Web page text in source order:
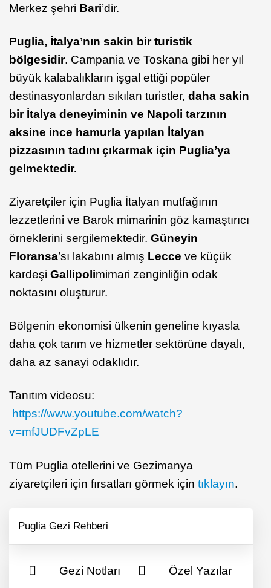
Merkez şehri Bari’dir.
Puglia, İtalya’nın sakin bir turistik
bölgesidir. Campania ve Toskana gibi her yıl
büyük kalabalıkların işgal ettiği popüler
destinasyonlardan sıkılan turistler, daha sakin
bir İtalya deneyiminin ve Napoli tarzının
aksine ince hamurla yapılan İtalyan
pizzasının tadını çıkarmak için Puglia’ya
gelmektedir.
Ziyaretçiler için Puglia İtalyan mutfağının
lezzetlerini ve Barok mimarinin göz kamaştırıcı
örneklerini sergilemektedir. Güneyin
Floransa’sı lakabını almış Lecce ve küçük
kardeşi Gallipolimimari zenginliğin odak
noktasını oluşturur.
Bölgenin ekonomisi ülkenin geneline kıyasla
daha çok tarım ve hizmetler sektörüne dayalı,
daha az sanayi odaklıdır.
Tanıtım videosu:
https://www.youtube.com/watch?
v=mfJUDFvZpLE
Tüm Puglia otellerini ve Gezimanya
ziyaretçileri için fırsatları görmek için tıklayın.
Puglia Gezi Rehberi
Gezi Notları Özel Yazılar